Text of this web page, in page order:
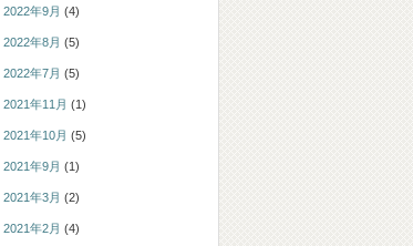
2022年9月 (4)
2022年8月 (5)
2022年7月 (5)
2021年11月 (1)
2021年10月 (5)
2021年9月 (1)
2021年3月 (2)
2021年2月 (4)